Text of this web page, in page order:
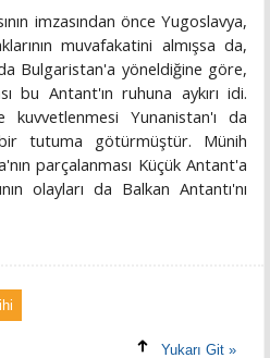
imzasından önce Yugoslavya,
muvafakatini almışsa da,
Bulgaristan'a yöneldiğine göre,
bu Antant'ın ruhuna aykırı idi.
kuvvetlenmesi Yunanistan'ı da
tutuma götürmüştür. Münih
parçalanması Küçük Antant'a
olayları da Balkan Antantı'nı
Yukarı Git »